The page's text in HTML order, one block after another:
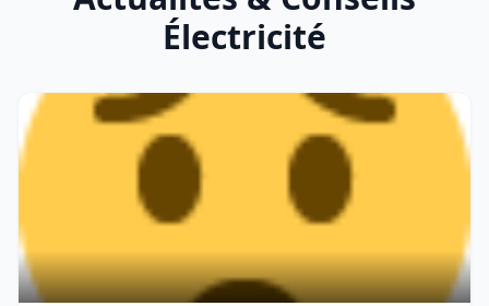
Électricité